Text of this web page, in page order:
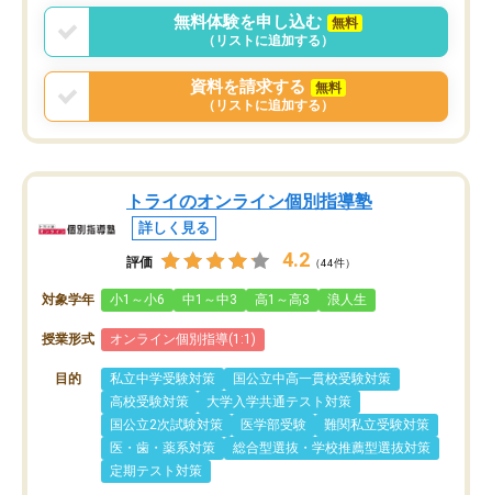
言う事で講師変更の申し出があり、あ
まりに短期での変更だった為、塾に通
う事にして退会しました。遅れも取り
戻せ、授業内容や講師の方は良かった
と思います。
無料体験を申し込む
無料
（リストに追加する）
資料を請求する
無料
（リストに追加する）
トライのオンライン個別指導塾
詳しく見る
評価 4.2 （44件）
対象学年 小1～小6 中1～中3 高1～高3 浪人生
授業形式 オンライン個別指導(1:1)
目的 私立中学受験対策
国公立中高一貫校受験対策
高校受験対策
大学入学共通テスト対策
国公立2次試験対策
医学部受験
難関私立受験対策
医・歯・薬系対策
総合型選抜・学校推薦型選抜対策
定期テスト対策